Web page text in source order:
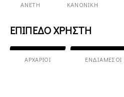
ΆΝΕΤΗ ΚΑΝΟΝΙΚΉ
ΕΠΙΠΕΔΟ ΧΡΗΣΤΗ
ΑΡΧΆΡΙΟΙ ΕΝΔΙΆΜΕΣΟΙ